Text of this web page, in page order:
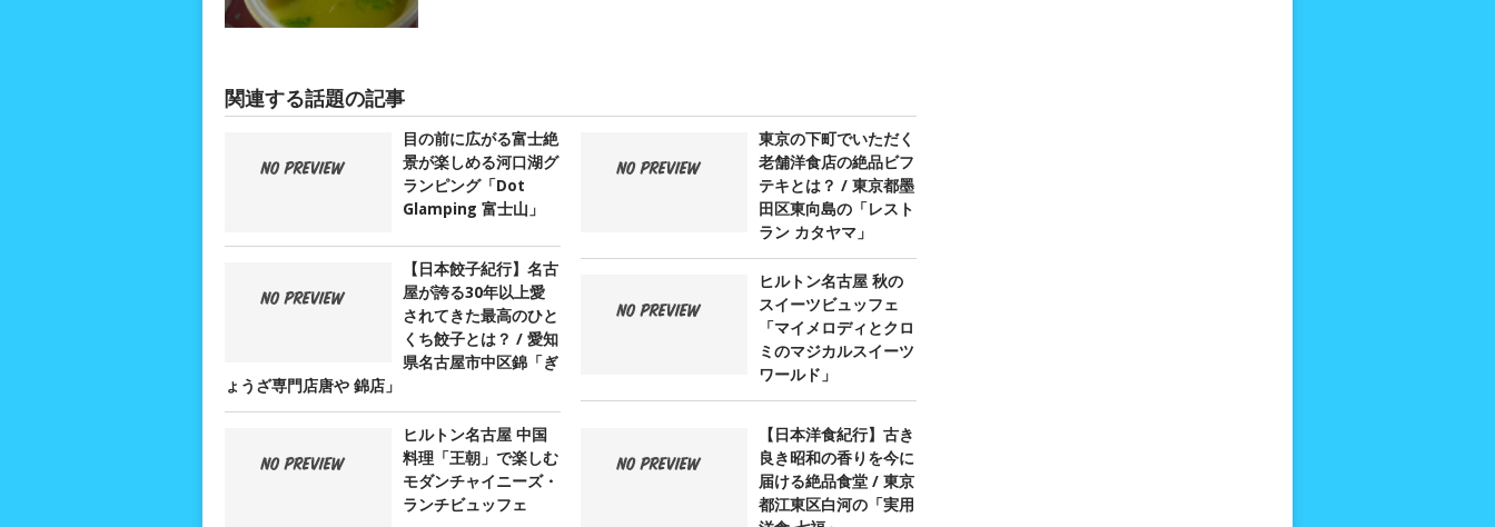
関連する話題の記事
目の前に広がる富士絶
景が楽しめる河口湖グ
ランピング「Dot
Glamping 富士山」
東京の下町でいただく
老舗洋食店の絶品ビフ
テキとは？ / 東京都墨
田区東向島の「レスト
ラン カタヤマ」
【日本餃子紀行】名古
屋が誇る30年以上愛
されてきた最高のひと
くち餃子とは？ / 愛知
県名古屋市中区錦「ぎ
ょうざ専門店唐や 錦店」
ヒルトン名古屋 秋の
スイーツビュッフェ
「マイメロディとクロ
ミのマジカルスイーツ
ワールド」
ヒルトン名古屋 中国
料理「王朝」で楽しむ
モダンチャイニーズ・
ランチビュッフェ
【日本洋食紀行】古き
良き昭和の香りを今に
届ける絶品食堂 / 東京
都江東区白河の「実用